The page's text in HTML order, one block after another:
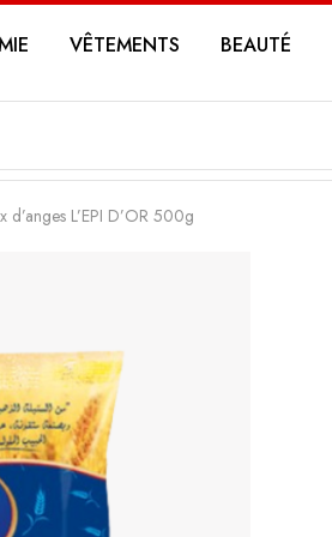
VÊTEMENTS BEAUTÉ
d’anges L’EPI D’OR 500g